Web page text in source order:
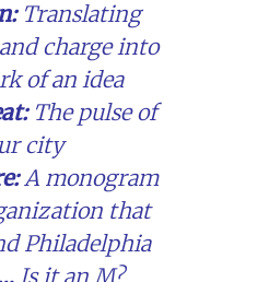
Translating
charge into
of an idea
The pulse of
city
A monogram
that
Philadelphia